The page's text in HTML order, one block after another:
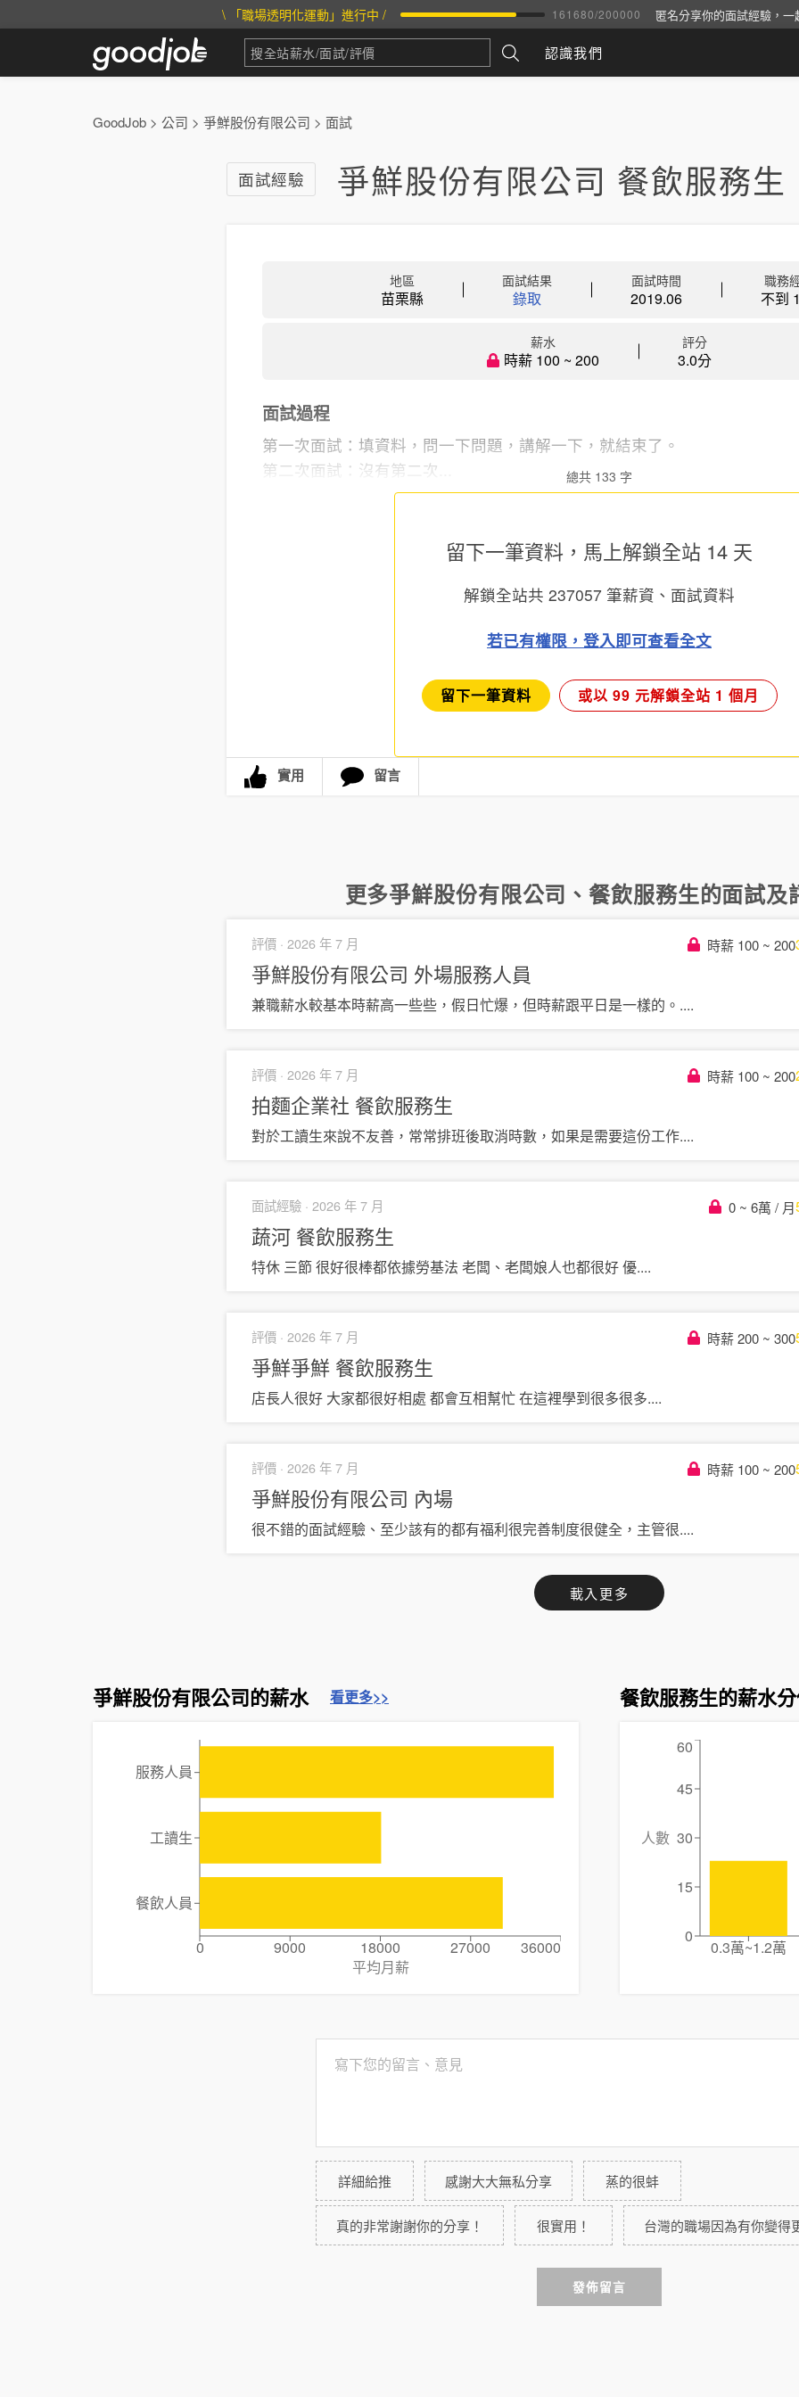
\ 「職場透明化運動」進行中 / 161680/200000 匿名分享你的面試經驗，
認識我們
GoodJob > 公司 > 爭鮮股份有限公司 > 面試
面試經驗 爭鮮股份有限公司 餐飲服務生
地區
苗栗縣
面試結果
錄取
面試時間
2019.06
職務
不到
薪水
時薪 100 ~ 200
評分
3.0分
面試過程
第一次面試：填資料，問一下問題，講解一下，就結束了。
第二次面試：沒有第二次...
總共 133 字
留下一筆資料，馬上解鎖全站 14 天
解鎖全站共 237057 筆薪資、面試資料
若已有權限，登入即可查看全文
留下一筆資料 或以 99 元解鎖全站 1 個月
實用 留言
更多爭鮮股份有限公司 、餐飲服務生的面試及
評價 · 2026 年 7 月 時薪 100 ~ 200
爭鮮股份有限公司 外場服務人員
兼職薪水較基本時薪高一些些，假日忙爆，但時薪跟平日是一樣的。 ....
評價 · 2026 年 7 月 時薪 100 ~ 200
拍麵企業社 餐飲服務生
對於工讀生來說不友善，常常排班後取消時數，如果是需要這份工作....
面試經驗 · 2026 年 7 月 0 ~ 6萬 / 月
蔬河 餐飲服務生
特休 三節 很好很棒都依據勞基法 老闆、老闆娘人也都很好 優....
評價 · 2026 年 7 月 時薪 200 ~ 300
爭鮮爭鮮 餐飲服務生
店長人很好 大家都很好相處 都會互相幫忙 在這裡學到很多很多....
評價 · 2026 年 7 月 時薪 100 ~ 200
爭鮮股份有限公司 內場
很不錯的面試經驗、至少該有的都有福利很完善制度很健全，主管很....
載入更多
爭鮮股份有限公司的薪水 看更多>>
0 9000 18000 27000
36000
平均月薪
服務人員
工讀生
餐飲人員
餐飲服務生的薪水
0.3萬~1.2萬
0
15
30
45
60
人數
詳細給推 感謝大大無私分享 蒸的很蚌
真的非常謝謝你的分享！ 很實用！ 台灣的職場因為有你變得
發佈留言